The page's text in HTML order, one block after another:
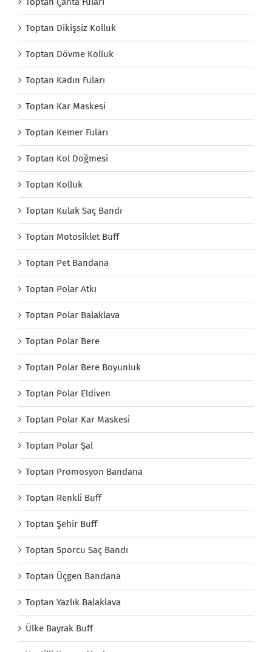
Toptan Dikişsiz Kolluk
Toptan Dövme Kolluk
Toptan Kadın Fuları
Toptan Kar Maskesi
Toptan Kemer Fuları
Toptan Kol Döğmesi
Toptan Kolluk
Toptan Kulak Saç Bandı
Toptan Motosiklet Buff
Toptan Pet Bandana
Toptan Polar Atkı
Toptan Polar Balaklava
Toptan Polar Bere
Toptan Polar Bere Boyunluk
Toptan Polar Eldiven
Toptan Polar Kar Maskesi
Toptan Polar Şal
Toptan Promosyon Bandana
Toptan Renkli Buff
Toptan Şehir Buff
Toptan Sporcu Saç Bandı
Toptan Üçgen Bandana
Toptan Yazlık Balaklava
Ülke Bayrak Buff